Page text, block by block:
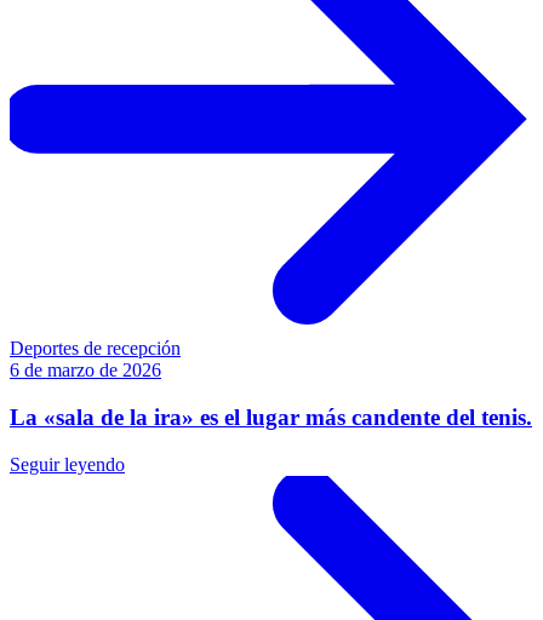
Deportes de recepción
6 de marzo de 2026
La «sala de la ira» es el lugar más candente del tenis.
Seguir leyendo